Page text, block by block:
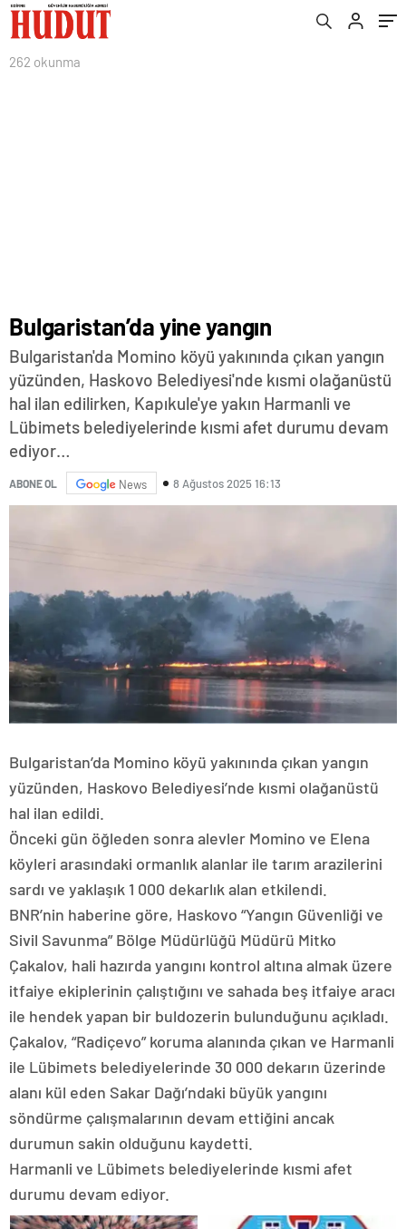
262 okunma
Bulgaristan’da yine yangın
Bulgaristan'da Momino köyü yakınında çıkan yangın
yüzünden, Haskovo Belediyesi'nde kısmi olağanüstü
hal ilan edilirken, Kapıkule'ye yakın Harmanli ve
Lübimets belediyelerinde kısmi afet durumu devam
ediyor…
ABONE OL News 8 Ağustos 2025 16:13
Bulgaristan’da Momino köyü yakınında çıkan yangın
yüzünden, Haskovo Belediyesi’nde kısmi olağanüstü
hal ilan edildi.
Önceki gün öğleden sonra alevler Momino ve Elena
köyleri arasındaki ormanlık alanlar ile tarım arazilerini
sardı ve yaklaşık 1 000 dekarlık alan etkilendi.
BNR’nin haberine göre, Haskovo “Yangın Güvenliği ve
Sivil Savunma” Bölge Müdürlüğü Müdürü Mitko
Çakalov, hali hazırda yangını kontrol altına almak üzere
itfaiye ekiplerinin çalıştığını ve sahada beş itfaiye aracı
ile hendek yapan bir buldozerin bulunduğunu açıkladı.
Çakalov, “Radiçevo” koruma alanında çıkan ve Harmanli
ile Lübimets belediyelerinde 30 000 dekarın üzerinde
alanı kül eden Sakar Dağı’ndaki büyük yangını
söndürme çalışmalarının devam ettiğini ancak
durumun sakin olduğunu kaydetti.
Harmanli ve Lübimets belediyelerinde kısmi afet
durumu devam ediyor.